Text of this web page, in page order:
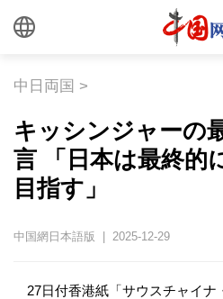
中日両国 >
キッシンジャーの
言 「日本は最終的
目指す」
中国網日本語版 | 2025-12-29
27日付香港紙「サウスチャイナ